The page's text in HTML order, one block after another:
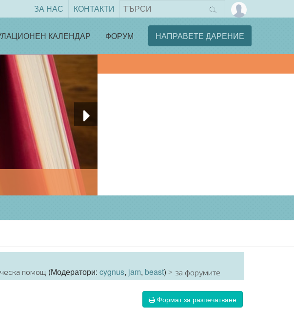
ЗА НАС КОНТАКТИ
КАЛЕНДАР ФОРУМ НАПРАВЕТЕ ДАРЕНИЕ
помощ (Модератори:cygnus, jam, beast) за форумите
Формат за разпечатване